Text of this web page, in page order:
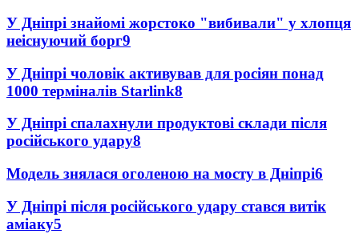
У Дніпрі знайомі жорстоко "вибивали" у хлопця
неіснуючий борг9
У Дніпрі чоловік активував для росіян понад
1000 терміналів Starlink8
У Дніпрі спалахнули продуктові склади після
російського удару8
Модель знялася оголеною на мосту в Дніпрі6
У Дніпрі після російського удару стався витік
аміаку5